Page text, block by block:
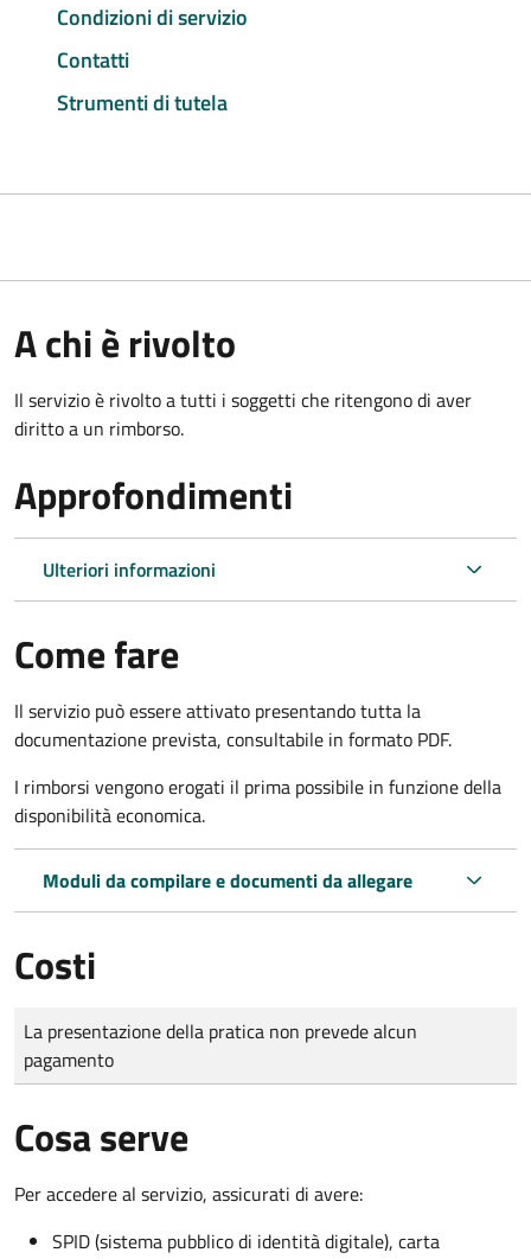
Condizioni di servizio
Contatti
Strumenti di tutela
A chi è rivolto
Il servizio è rivolto a tutti i soggetti che ritengono di aver
diritto a un rimborso.
Approfondimenti
Ulteriori informazioni
Come fare
Il servizio può essere attivato presentando tutta la
documentazione prevista, consultabile in formato PDF.
I rimborsi vengono erogati il prima possibile in funzione della
disponibilità economica.
Moduli da compilare e documenti da allegare
Costi
Tipo di pagamento
Importo
La presentazione della pratica non prevede alcun
pagamento
Cosa serve
Per accedere al servizio, assicurati di avere:
SPID (sistema pubblico di identità digitale), carta